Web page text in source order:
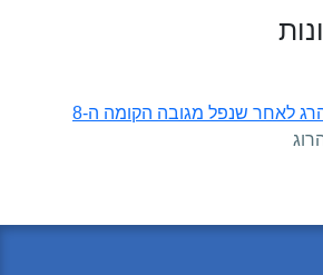
עובד נהרג לאחר שנפל מגובה הקומה ה-8